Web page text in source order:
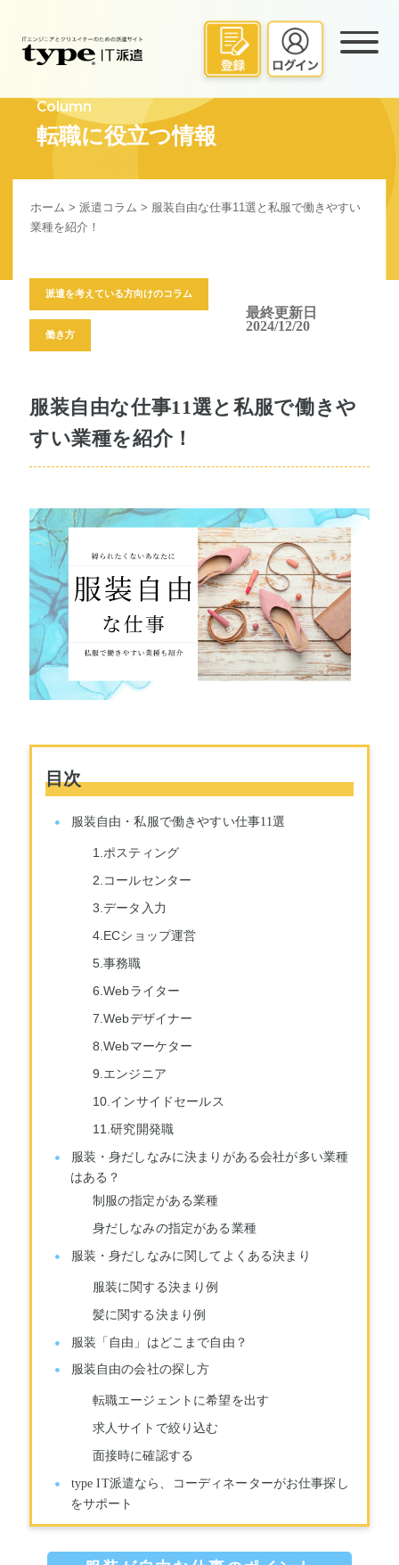
Column
転職に役立つ情報
ホーム >派遣コラム > 服装自由な仕事11選と私服で働きやすい
業種を紹介！
派遣を考えている方向けのコラム
働き方
最終更新日
2024/12/20
服装自由な仕事11選と私服で働きや
すい業種を紹介！
目次
服装自由・私服で働きやすい仕事11選
1.ポスティング
2.コールセンター
3.データ入力
4.ECショップ運営
5.事務職
6.Webライター
7.Webデザイナー
8.Webマーケター
9.エンジニア
10.インサイドセールス
11.研究開発職
服装・身だしなみに決まりがある会社が多い業種
はある？
制服の指定がある業種
身だしなみの指定がある業種
服装・身だしなみに関してよくある決まり
服装に関する決まり例
髪に関する決まり例
服装「自由」はどこまで自由？
服装自由の会社の探し方
転職エージェントに希望を出す
求人サイトで絞り込む
面接時に確認する
type IT派遣なら、コーディネーターがお仕事探し
をサポート